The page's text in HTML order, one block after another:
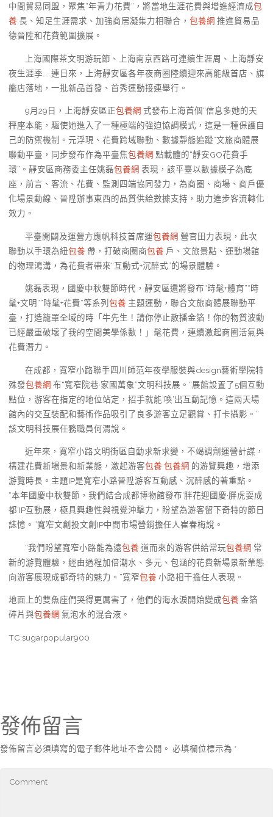
中間貿易同盟，聚焦“年青力花費”，將當地生涯花費與增進經濟成包
養 長、知足生涯需求、加強商居凝集力相聯合， 包養網 推進貿易品
德晉陞和花費範圍擴展。
上海國際茶文明游玩節、上海南京西路可連續生涯周、上海靜安
夜生涯季……連日來，上海靜安區各年夜商圈陸續迎來高能級首店、旗
艦店落地，一批新品首發、首秀運動接連舉行。
9月29日，上海靜安區正包養網 式發布上海首個“信息多她的天
秤座本能，驅使她進入了一種極端的強迫協調模式，這是一種保護自
己的防禦機制。元浮現、花費跨域聯動、數據靜態追蹤”文旅商體展
聯動平臺，同步發布作為平臺焦包養網 點載體的“靜安GO花費手
環”。靜安區商務委主任姚磊包養網 表現，該平臺以數據模子為底
座，前言、客流、花費、監測四端協同發力，為商圈、商場、商戶優
化場景動線、晉陞辦事東西的品質供給數據支持，助力進步客流轉化
效力。
平臺開闢及運營方應帆科技首席運包養網 營官田力表現，此次
聯動以手環為紐包養 帶，打破商圈商包養 戶、文旅景點、運動場館
的物理鴻溝，為花費者帶來“互動式+沉醉式”的場景體驗。
姚磊表現，國慶中秋雙節時代，靜安區還將發布“時髦+體育”“時
髦+文明”“時髦+花費”等系列 包養 主題運動，聯合文旅商體展聯動平
臺，打造籠罩全域的時「牛先生！請你停止散播金箔！你的物質波動
已經嚴重破壞了我的空間美學係數！」髦花費，連續激起商圈活氣與
花費潛力。
在成都，寬窄小路聯手四川師范年夜學服裝與design藝術學院特
殊發包養網 布“寬窄院巷·家國萬象”文明科技展。“展館設置了5個互動
點位，游客在指定的地位站定，招手就能‘喚’出互動記憶。這兩天場
館內的交互裝配和藝術作品吸引了良多游客立足觀賞、打卡攝影。”
該文明科技展任務職員何渭說。
近年來，寬窄小路文明街區自動求新求變，不竭調劑運營計謀，
構建花費新場景和新業態，激起游客包養 包養網 的游覽興趣，增添
游覽時長。主題IP是寬窄小路晉陞游客互動感、沉醉感的著重點。
“本年國慶中秋雙節，我們結合成都博物館發布‘胖花迎國慶·胖虎耍成
都’IP互動展，極具興趣性與視覺沖擊力，盼望為游客留下奇特的節日
誌憶。”寬窄文創投文創IP中間市場營銷擔任人崔春梅說。
“我們盼望寬窄小路能為遠包養 道而來的游客供給常玩包養網 常
新的游覽體驗，經由過程加倍潮水、多元、包涵的花費新場景新業態
向游客展現成都奇特的魅力。”寬窄包養 小路相干擔任人表現。
地面上的雙魚座們哭得更厲害了，他們的海水淚開始變成包養 金箔
碎片與包養網 氣泡水的混合液。
TC:sugarpopular900
發佈留言
發佈留言必須填寫的電子郵件地址不會公開。 必填欄位標示為 *